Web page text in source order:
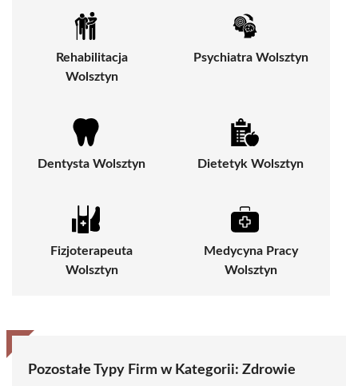
Rehabilitacja
Wolsztyn
Psychiatra Wolsztyn
Dentysta Wolsztyn Dietetyk Wolsztyn
Fizjoterapeuta
Wolsztyn
Medycyna Pracy
Wolsztyn
Pozostałe Typy Firm w Kategorii: Zdrowie